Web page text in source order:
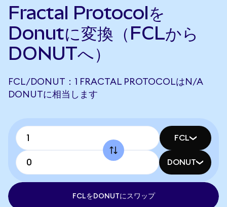
Fractal Protocolを
Donutに変換（FCLから
DONUTへ）
FCL/DONUT：1 FRACTAL PROTOCOLはN/A
DONUTに相当します
FCL
DONUT
FCLをDONUTにスワップ